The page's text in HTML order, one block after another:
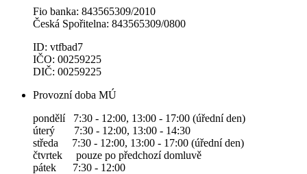
Fio banka: 843565309/2010
Česká Spořitelna: 843565309/0800
ID: vtfbad7
IČO: 00259225
DIČ: 00259225
Provozní doba MÚ
pondělí 7:30 - 12:00, 13:00 - 17:00 (úřední den)
úterý 7:30 - 12:00, 13:00 - 14:30
středa 7:30 - 12:00, 13:00 - 17:00 (úřední den)
čtvrtek pouze po předchozí domluvě
pátek 7:30 - 12:00